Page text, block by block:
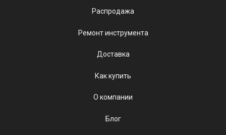
Распродажа
Ремонт инструмента
Доставка
Как купить
О компании
Блог